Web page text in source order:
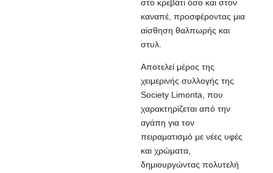
στο κρεβάτι όσο και στον
καναπέ, προσφέροντας μια
αίσθηση θαλπωρής και
στυλ.
Αποτελεί μέρος της
χειμερινής συλλογής της
Society Limonta, που
χαρακτηρίζεται από την
αγάπη για τον
πειραματισμό με νέες υφές
και χρώματα,
δημιουργώντας πολυτελή